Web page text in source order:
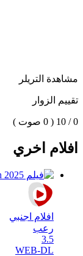
مشاهدة التريلر
تقييم الزوار
0 / 10 ( 0 صوت )
افلام اخري
افلام اجنبي
رعب
3.5
WEB-DL